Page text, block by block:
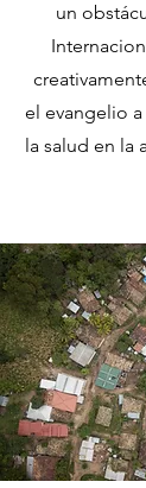
un
el evangelio
la salud en la